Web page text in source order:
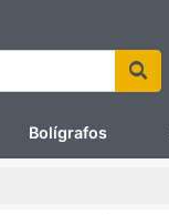
Bolígrafos